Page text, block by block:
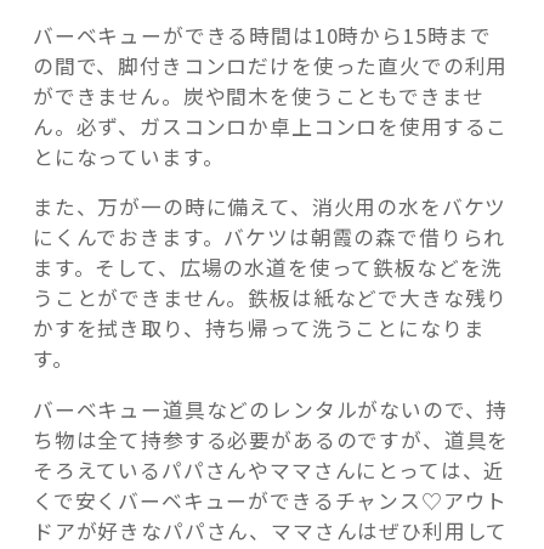
バーベキューができる時間は10時から15時まで
の間で、脚付きコンロだけを使った直火での利用
ができません。炭や間木を使うこともできませ
ん。必ず、ガスコンロか卓上コンロを使用するこ
とになっています。
また、万が一の時に備えて、消火用の水をバケツ
にくんでおきます。バケツは朝霞の森で借りられ
ます。そして、広場の水道を使って鉄板などを洗
うことができません。鉄板は紙などで大きな残り
かすを拭き取り、持ち帰って洗うことになりま
す。
バーベキュー道具などのレンタルがないので、持
ち物は全て持参する必要があるのですが、道具を
そろえているパパさんやママさんにとっては、近
くで安くバーベキューができるチャンス♡アウト
ドアが好きなパパさん、ママさんはぜひ利用して